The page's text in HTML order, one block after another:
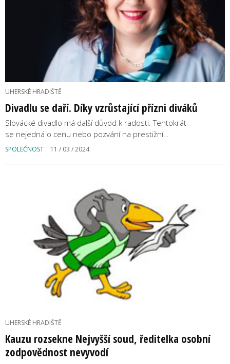
UHERSKÉ HRADIŠTĚ
Divadlu se daří. Díky vzrůstající přízni diváků
Slovácké divadlo má další důvod k radosti. Tentokrát
se nejedná o cenu nebo pozvání na prestižní…
SPOLEČNOST 11 / 03 / 2024
UHERSKÉ HRADIŠTĚ
Kauzu rozsekne Nejvyšší soud, ředitelka osobní
zodpovědnost nevyvodí